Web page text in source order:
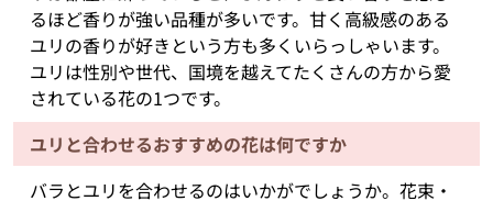
るほど香りが強い品種が多いです。甘く高級感のある
ユリの香りが好きという方も多くいらっしゃいます。
ユリは性別や世代、国境を越えてたくさんの方から愛
されている花の1つです。
ユリと合わせるおすすめの花は何ですか
バラとユリを合わせるのはいかがでしょうか。花束・